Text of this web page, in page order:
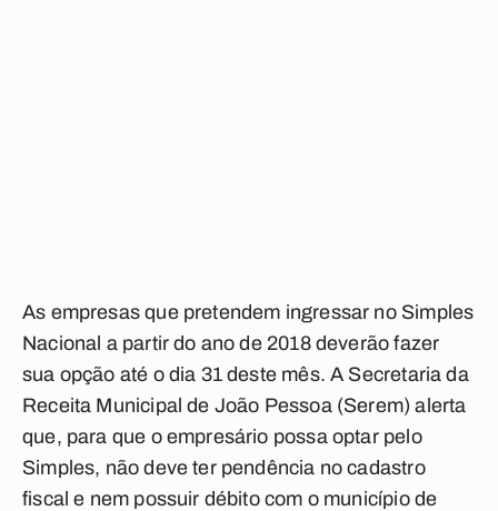
As empresas que pretendem ingressar no Simples
Nacional a partir do ano de 2018 deverão fazer
sua opção até o dia 31 deste mês. A Secretaria da
Receita Municipal de João Pessoa (Serem) alerta
que, para que o empresário possa optar pelo
Simples, não deve ter pendência no cadastro
fiscal e nem possuir débito com o município de